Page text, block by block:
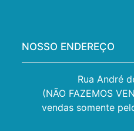
NOSSO ENDEREÇO
Rua André
(NÃO FAZEMOS
vendas somente